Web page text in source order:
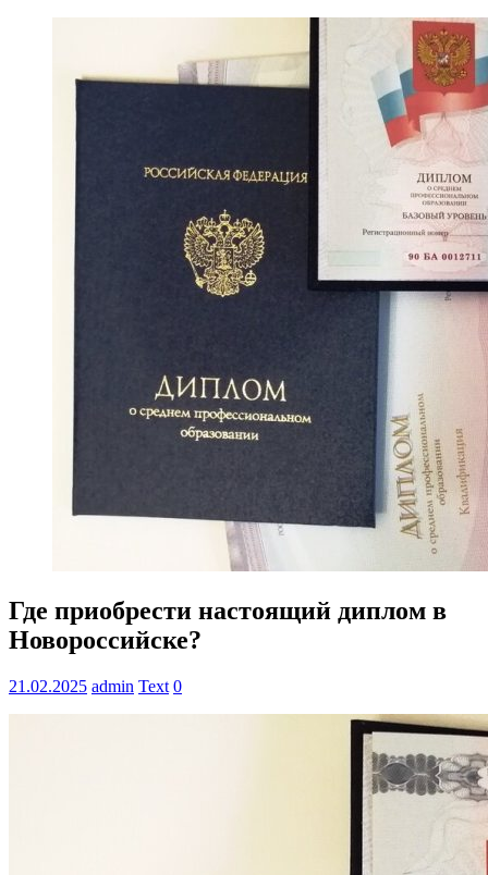
Где приобрести настоящий диплом в
Новороссийске?
21.02.2025 admin Text 0